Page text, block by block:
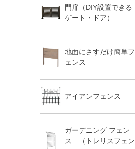
門扉（DIY設置できる
ゲート・ドア）
地面にさすだけ簡単フ
ェンス
アイアンフェンス
ガーデニング フェン
ス （トレリスフェン